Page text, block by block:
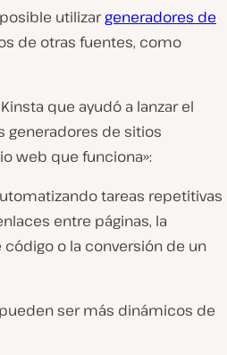
utilizargeneradores de
de otras fuentes, como
que ayudó a lanzar el
generadores de sitios
web que funciona»:
tareas repetitivas
entre páginas, la
o la conversión de un
ser más dinámicos de